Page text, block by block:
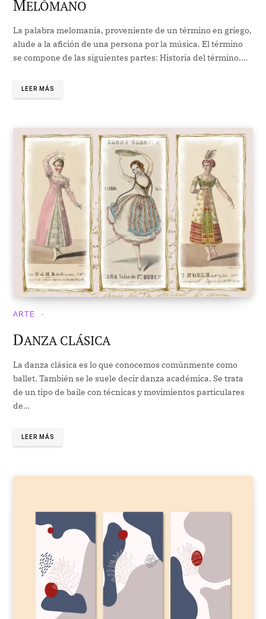
MELÓMANO
La palabra melomanía, proveniente de un término en griego,
alude a la afición de una persona por la música. El término
se compone de las siguientes partes: Historia del término.…
LEER MÁS
ARTE
DANZA CLÁSICA
La danza clásica es lo que conocemos comúnmente como
ballet. También se le suele decir danza académica. Se trata
de un tipo de baile con técnicas y movimientos particulares
de…
LEER MÁS